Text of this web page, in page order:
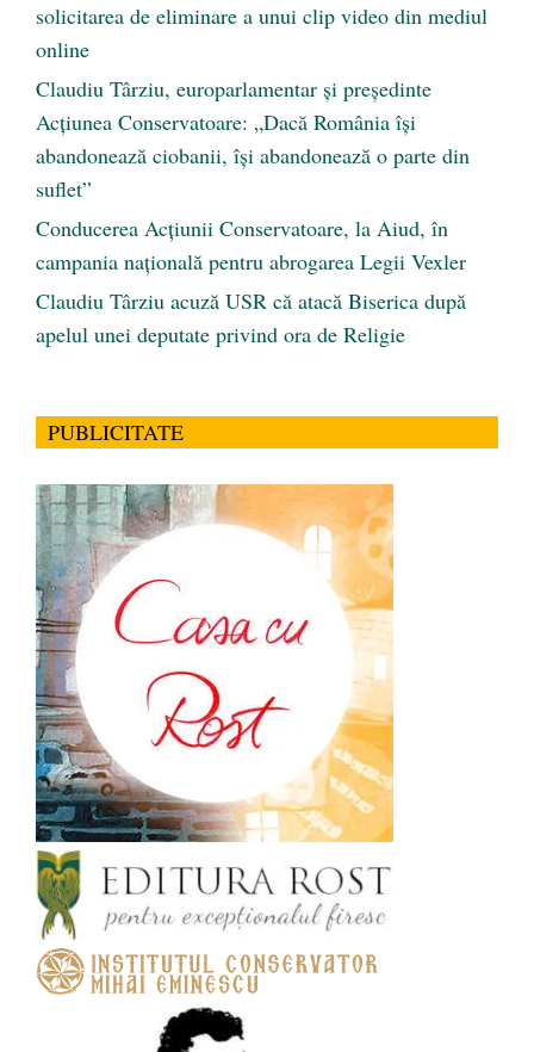
solicitarea de eliminare a unui clip video din mediul
online
Claudiu Târziu, europarlamentar și președinte
Acțiunea Conservatoare: „Dacă România își
abandonează ciobanii, își abandonează o parte din
suflet”
Conducerea Acțiunii Conservatoare, la Aiud, în
campania națională pentru abrogarea Legii Vexler
Claudiu Târziu acuză USR că atacă Biserica după
apelul unei deputate privind ora de Religie
PUBLICITATE